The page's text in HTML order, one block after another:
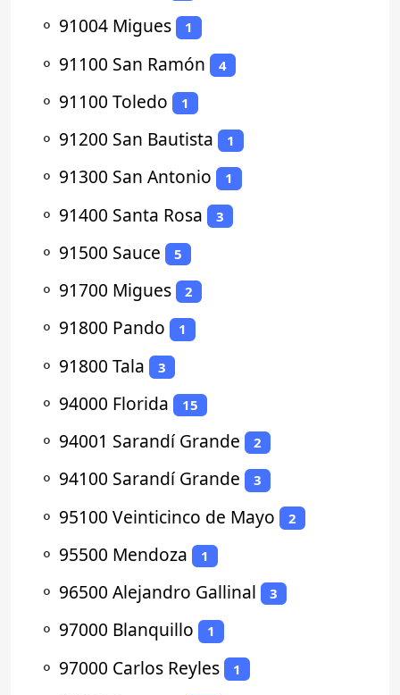
⚬ 91004 Migues 1
⚬ 91100 San Ramón 4
⚬ 91100 Toledo 1
⚬ 91200 San Bautista 1
⚬ 91300 San Antonio 1
⚬ 91400 Santa Rosa 3
⚬ 91500 Sauce 5
⚬ 91700 Migues 2
⚬ 91800 Pando 1
⚬ 91800 Tala 3
⚬ 94000 Florida 15
⚬ 94001 Sarandí Grande 2
⚬ 94100 Sarandí Grande 3
⚬ 95100 Veinticinco de Mayo 2
⚬ 95500 Mendoza 1
⚬ 96500 Alejandro Gallinal 3
⚬ 97000 Blanquillo 1
⚬ 97000 Carlos Reyles 1